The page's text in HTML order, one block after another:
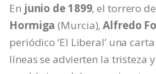
En junio de 1899, el torrero
Hormiga (Murcia),Alfredo
periódico ‘El Liberal’ una
líneas se advierten la tristeza